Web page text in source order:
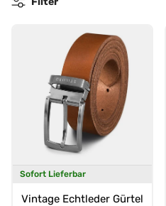
Sofort Lieferbar
Vintage Echtleder Gürtel